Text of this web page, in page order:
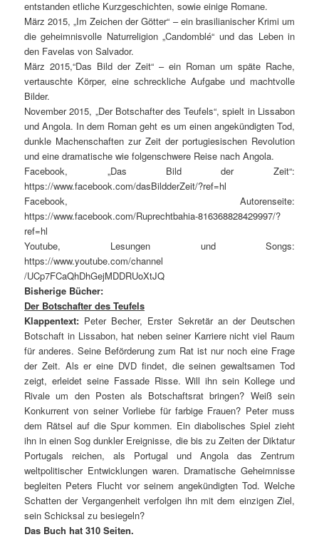
entstanden etliche Kurzgeschichten, sowie einige Romane.
März 2015, „Im Zeichen der Götter“ – ein brasilianischer Krimi um
die geheimnisvolle Naturreligion „Candomblé“ und das Leben in
den Favelas von Salvador.
März 2015,“Das Bild der Zeit“ – ein Roman um späte Rache,
vertauschte Körper, eine schreckliche Aufgabe und machtvolle
Bilder.
November 2015, „Der Botschafter des Teufels“, spielt in Lissabon
und Angola. In dem Roman geht es um einen angekündigten Tod,
dunkle Machenschaften zur Zeit der portugiesischen Revolution
und eine dramatische wie folgenschwere Reise nach Angola.
Facebook, „Das Bild der Zeit“:
https://www.facebook.com/dasBildderZeit/?ref=hl
Facebook, Autorenseite:
https://www.facebook.com/Ruprechtbahia-816368828429997/?
ref=hl
Youtube, Lesungen und Songs:
https://www.youtube.com/channel
/UCp7FCaQhDhGejMDDRUoXtJQ
Bisherige Bücher:
Der Botschafter des Teufels
Klappentext: Peter Becher, Erster Sekretär an der Deutschen
Botschaft in Lissabon, hat neben seiner Karriere nicht viel Raum
für anderes. Seine Beförderung zum Rat ist nur noch eine Frage
der Zeit. Als er eine DVD findet, die seinen gewaltsamen Tod
zeigt, erleidet seine Fassade Risse. Will ihn sein Kollege und
Rivale um den Posten als Botschaftsrat bringen? Weiß sein
Konkurrent von seiner Vorliebe für farbige Frauen? Peter muss
dem Rätsel auf die Spur kommen. Ein diabolisches Spiel zieht
ihn in einen Sog dunkler Ereignisse, die bis zu Zeiten der Diktatur
Portugals reichen, als Portugal und Angola das Zentrum
weltpolitischer Entwicklungen waren. Dramatische Geheimnisse
begleiten Peters Flucht vor seinem angekündigten Tod. Welche
Schatten der Vergangenheit verfolgen ihn mit dem einzigen Ziel,
sein Schicksal zu besiegeln?
Das Buch hat 310 Seiten.